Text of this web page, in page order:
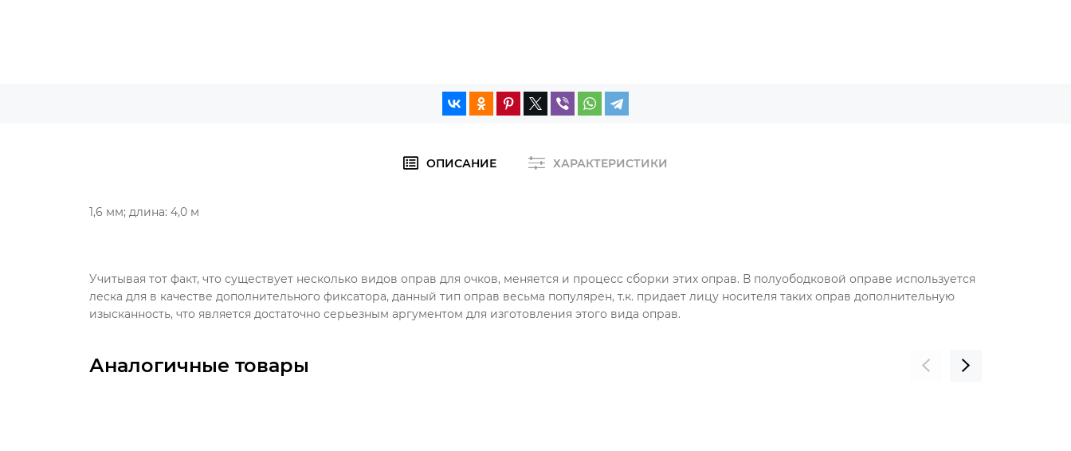
ОПИСАНИЕ ХАРАКТЕРИСТИКИ
1,6 мм; длина: 4,0 м
Учитывая тот факт, что существует несколько видов оправ для очков, меняется и процесс сборки этих оправ. В полуободковой оправе используется
леска для в качестве дополнительного фиксатора, данный тип оправ весьма популярен, т.к. придает лицу носителя таких оправ дополнительную
изысканность, что является достаточно серьезным аргументом для изготовления этого вида оправ.
Аналогичные товары